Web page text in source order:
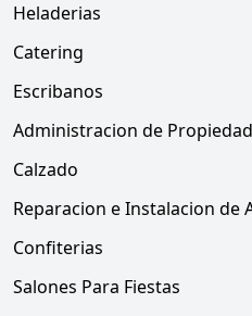
Heladerias
Catering
Escribanos
Administracion de
Calzado
Reparacion e Instalacion de
Confiterias
Salones Para Fiestas